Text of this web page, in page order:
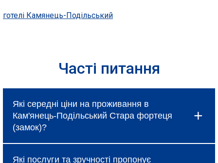
готелі Камянець-Подільський
Часті питання
Які середні ціни на проживання в
Кам'янець-Подільський Стара фортеця
(замок)?
Які послуги та зручності пропонує